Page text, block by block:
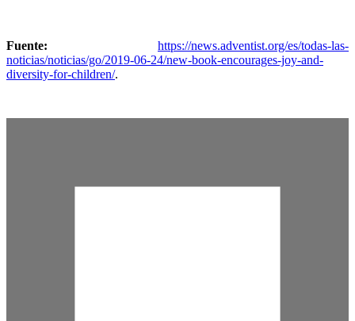
Fuente: https://news.adventist.org/es/todas-las-
noticias/noticias/go/2019-06-24/new-book-encourages-joy-and-
diversity-for-children/.